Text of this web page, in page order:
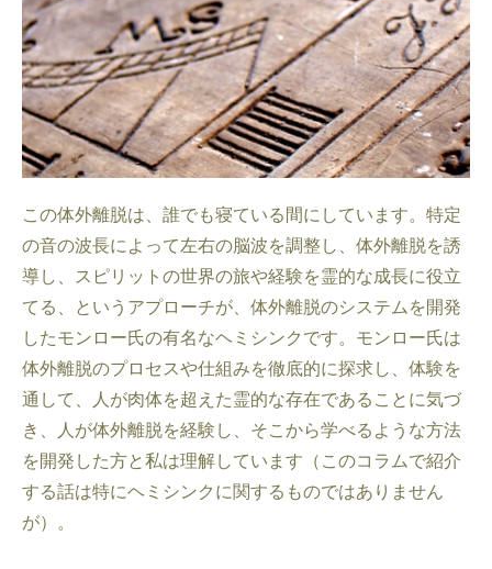
この体外離脱は、誰でも寝ている間にしています。特定
の音の波長によって左右の脳波を調整し、体外離脱を誘
導し、スピリットの世界の旅や経験を霊的な成長に役立
てる、というアプローチが、体外離脱のシステムを開発
したモンロー氏の有名なヘミシンクです。モンロー氏は
体外離脱のプロセスや仕組みを徹底的に探求し、体験を
通して、人が肉体を超えた霊的な存在であることに気づ
き、人が体外離脱を経験し、そこから学べるような方法
を開発した方と私は理解しています（このコラムで紹介
する話は特にヘミシンクに関するものではありません
が）。